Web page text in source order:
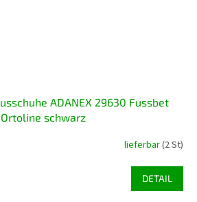
ADANEX 29630 Fussbet
Ortoline schwarz
lieferbar(2 St)
DETAIL